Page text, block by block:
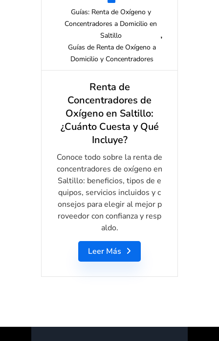
Guías: Renta de Oxígeno y
Concentradores a Domicilio en
Saltillo
Guías de Renta de Oxígeno a
Domicilio y Concentradores
Renta de
Concentradores de
Oxígeno en Saltillo:
¿Cuánto Cuesta y Qué
Incluye?
Conoce todo sobre la renta de
concentradores de oxígeno en
Saltillo: beneficios, tipos de e
quipos, servicios incluidos y c
onsejos para elegir al mejor p
roveedor con confianza y resp
aldo.
Leer Más